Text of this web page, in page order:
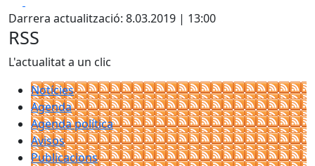
Darrera actualització: 8.03.2019 | 13:00
RSS
L'actualitat a un clic
Notícies
Agenda
Agenda política
Avisos
Publicacions